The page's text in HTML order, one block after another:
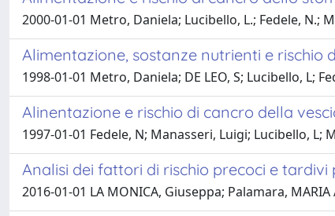
2000-01-01 Metro, Daniela; Lucibello, L.; Fedele, N.;
Alimentazione, sostanze nutrienti e rischio
1998-01-01 Metro, Daniela; DE LEO, S; Lucibello, L;
Alinentazione e rischio di cancro della
1997-01-01 Fedele, N; Manasseri, Luigi; Lucibello, L;
Analisi dei fattori di rischio precoci e
2016-01-01 LA MONICA, Giuseppa; Palamara,